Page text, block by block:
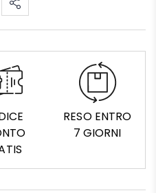
RESO ENTRO
7 GIORNI